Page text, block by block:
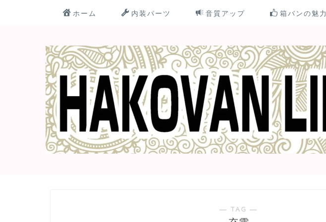
ホーム 内装パーツ 音質アップ 箱バンの魅力
― TAG ―